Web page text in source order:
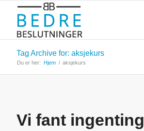
Tag Archive for: aksjekurs
Du er her: Hjem / aksjekurs
Vi fant ingenting